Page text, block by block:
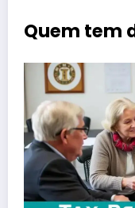
Quem tem